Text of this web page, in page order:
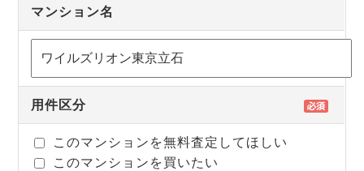
マンション名
用件区分
このマンションを無料査定してほしい
このマンションを買いたい